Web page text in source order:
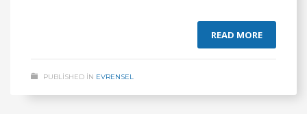
READ MORE
PUBLISHED IN EVRENSEL